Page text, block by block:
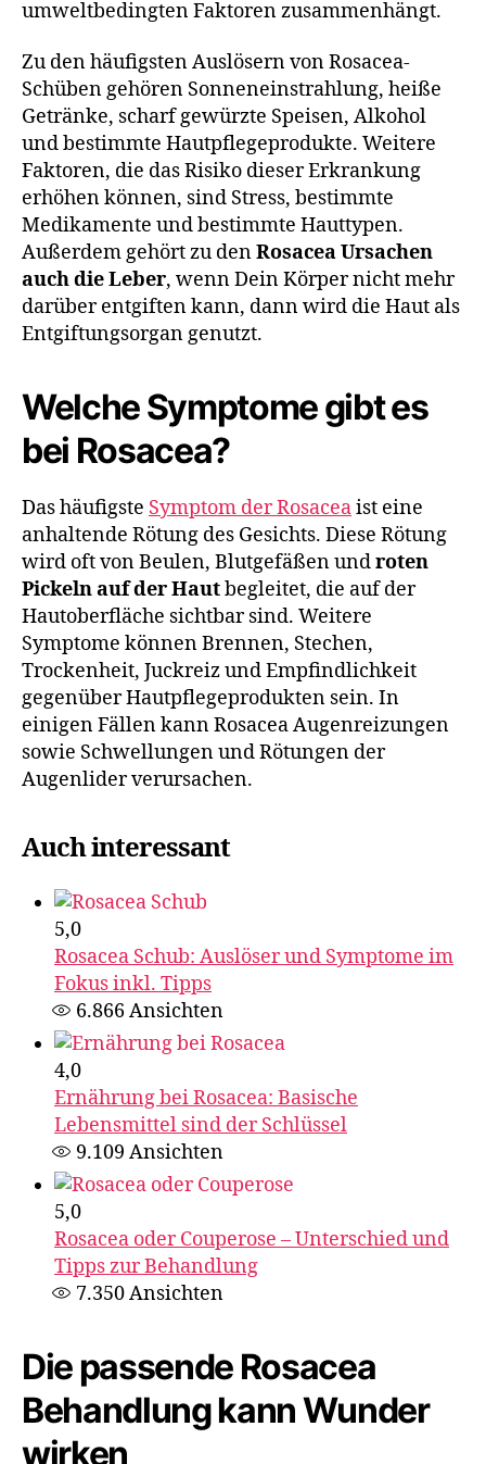
umweltbedingten Faktoren zusammenhängt.
Zu den häufigsten Auslösern von Rosacea-
Schüben gehören Sonneneinstrahlung, heiße
Getränke, scharf gewürzte Speisen, Alkohol
und bestimmte Hautpflegeprodukte. Weitere
Faktoren, die das Risiko dieser Erkrankung
erhöhen können, sind Stress, bestimmte
Medikamente und bestimmte Hauttypen.
Außerdem gehört zu denRosacea Ursachen
auch die Leber, wenn Dein Körper nicht mehr
darüber entgiften kann, dann wird die Haut als
Entgiftungsorgan genutzt.
Welche Symptome gibt es
bei Rosacea?
Das häufigste Symptom der Rosaceaist eine
anhaltende Rötung des Gesichts. Diese Rötung
wird oft von Beulen, Blutgefäßen undroten
Pickeln auf der Hautbegleitet, die auf der
Hautoberfläche sichtbar sind. Weitere
Symptome können Brennen, Stechen,
Trockenheit, Juckreiz und Empfindlichkeit
gegenüber Hautpflegeprodukten sein. In
einigen Fällen kann Rosacea Augenreizungen
sowie Schwellungen und Rötungen der
Augenlider verursachen.
Auch interessant
5,0
Rosacea Schub: Auslöser und Symptome im
Fokus inkl. Tipps
6.866Ansichten
4,0
Ernährung bei Rosacea: Basische
Lebensmittel sind der Schlüssel
9.109 Ansichten
5,0
Rosacea oder Couperose – Unterschied und
Tipps zur Behandlung
7.350Ansichten
Die passende Rosacea
Behandlung kann Wunder
wirken